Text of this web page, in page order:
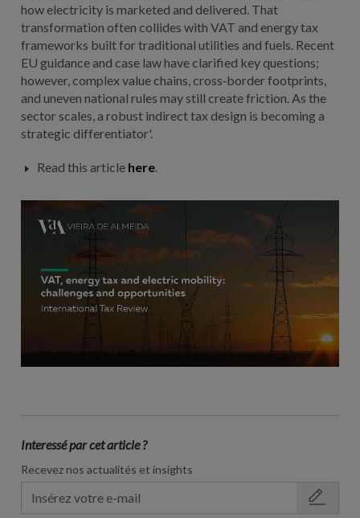
how electricity is marketed and delivered. That
transformation often collides with VAT and energy tax
frameworks built for traditional utilities and fuels. Recent
EU guidance and case law have clarified key questions;
however, complex value chains, cross‑border footprints,
and uneven national rules may still create friction. As the
sector scales, a robust indirect tax design is becoming a
strategic differentiator'.
Read this article here.
Interessé par cet article ?
Recevez nos actualités et insights